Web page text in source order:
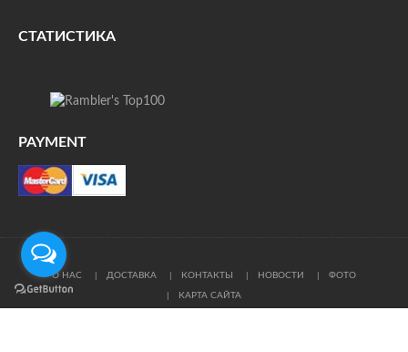
СТАТИСТИКА
PAYMENT
О НАС ДОСТАВКА КОНТАКТЫ НОВОСТИ ФОТО
КАРТА САЙТА